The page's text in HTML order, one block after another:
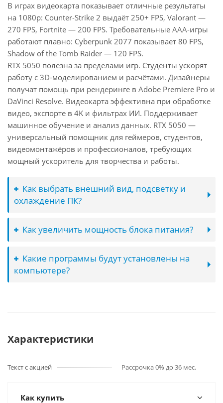
В играх видеокарта показывает отличные результаты
на 1080p: Counter-Strike 2 выдаёт 250+ FPS, Valorant —
270 FPS, Fortnite — 200 FPS. Требовательные AAA-игры
работают плавно: Cyberpunk 2077 показывает 80 FPS,
Shadow of the Tomb Raider — 120 FPS.
RTX 5050 полезна за пределами игр. Студенты ускорят
работу с 3D-моделированием и расчётами. Дизайнеры
получат помощь при рендеринге в Adobe Premiere Pro и
DaVinci Resolve. Видеокарта эффективна при обработке
видео, экспорте в 4K и фильтрах ИИ. Поддерживает
машинное обучение и анализ данных. RTX 5050 —
универсальный помощник для геймеров, студентов,
видеомонтажёров и профессионалов, требующих
мощный ускоритель для творчества и работы.
Как выбрать внешний вид, подсветку и
охлаждение ПК?
Как увеличить мощность блока питания?
Какие программы будут установлены на
компьютере?
Характеристики
Текст с акцией Рассрочка 0% до 36 мес.
Как купить